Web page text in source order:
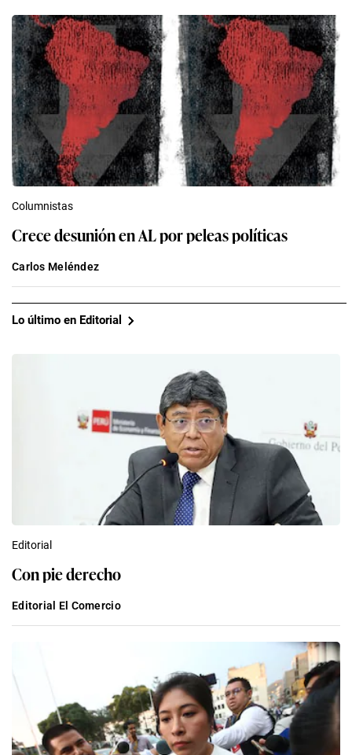
Columnistas
Crece desunión en AL por peleas políticas
Carlos Meléndez
Lo último en Editorial
Editorial
Con pie derecho
Editorial El Comercio